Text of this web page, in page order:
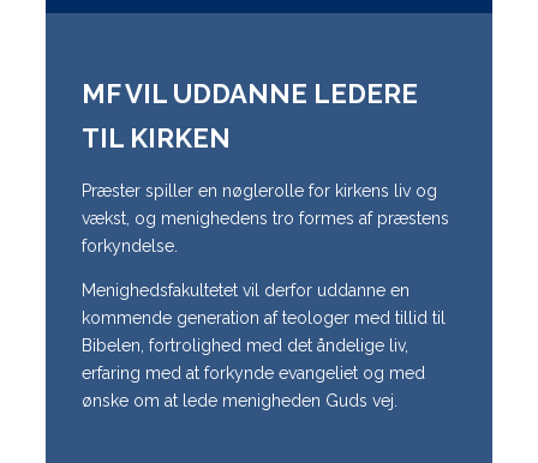
MF VIL UDDANNE LEDERE
TIL KIRKEN
Præster spiller en nøglerolle for kirkens liv og
vækst, og menighedens tro formes af præstens
forkyndelse.
Menighedsfakultetet vil derfor uddanne en
kommende generation af teologer med tillid til
Bibelen, fortrolighed med det åndelige liv,
erfaring med at forkynde evangeliet og med
ønske om at lede menigheden Guds vej.